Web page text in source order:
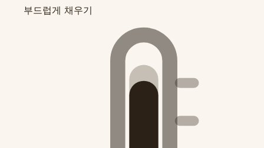
부드럽게 채우기